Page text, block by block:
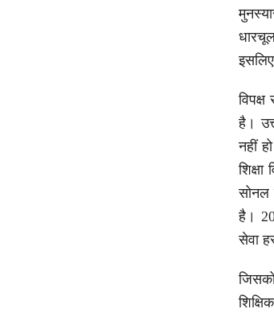
है।
नहीं
सोनल
है।
सेवा